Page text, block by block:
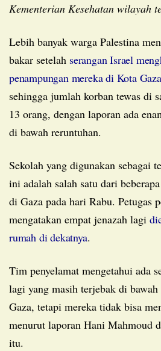
Kementerian Kesehatan wilayah
Lebih banyak warga Palestina
bakar setelah serangan Israel
penampungan mereka di Kota Gaza
sehingga jumlah korban tewas di
13 orang, dengan laporan ada
di bawah reruntuhan.
Sekolah yang digunakan sebagai tempat penampungan
ini adalah salah satu dari
di Gaza pada hari Rabu. Petugas
mengatakan empat jenazah lagi
rumah di dekatnya.
Tim penyelamat mengetahui ada setidaknya enam korban
lagi yang masih terjebak di
Gaza, tetapi mereka tidak bisa
menurut laporan Hani Mahmoud
itu.